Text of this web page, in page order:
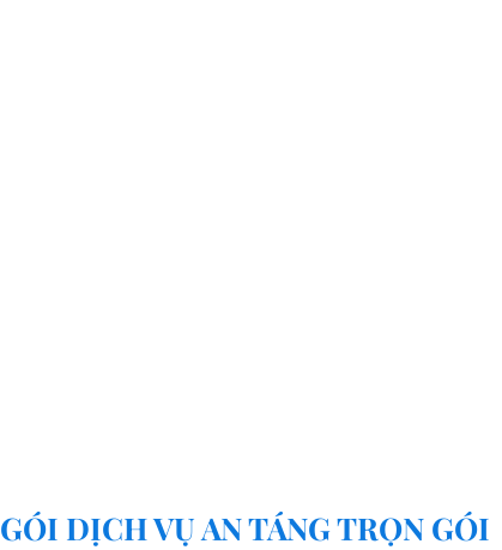
GÓI DỊCH VỤ AN TÁNG TRỌN GÓI